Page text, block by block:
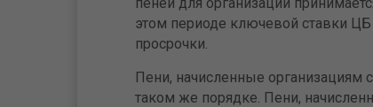
этом периоде ключевой ставки
просрочки.
Пени, начисленные организациям
таком же порядке. Пени,